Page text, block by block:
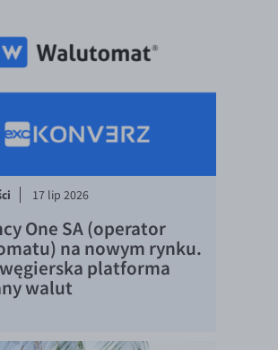
17 lip 2026
One SA (operator
na nowym rynku.
platforma
walut